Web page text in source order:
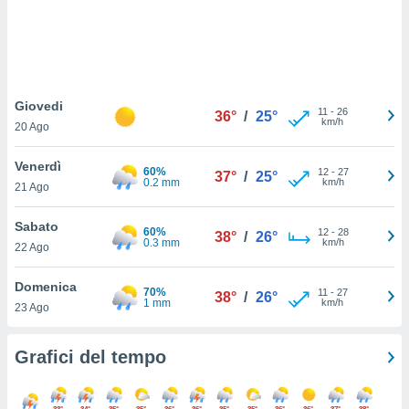
ti
installati
per
nel
o
Giovedi
20 Ago
36° / 25° 11 - 26
km/h
Venerdì
21 Ago
60%
0.2 mm
37° / 25° 12- 27
km/h
Sabato
22 Ago
60%
0.3 mm
38° / 26° 12- 28
km/h
Domenica
23 Ago
70%
1 mm
38° / 26° 11 - 27
km/h
Grafici del tempo